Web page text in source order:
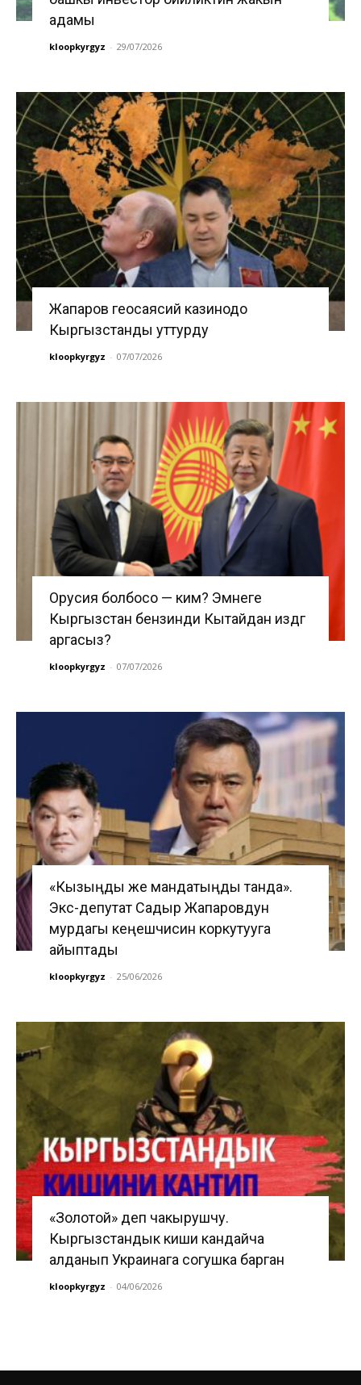
адамы
kloopkyrgyz - 29/07/2026
Жапаров геосаясий казинодо
Кыргызстанды уттурду
kloopkyrgyz - 07/07/2026
Орусия болбосо — ким? Эмнеге
Кыргызстан бензинди Кытайдан издөөгө
аргасыз?
kloopkyrgyz - 07/07/2026
«Кызыңды же мандатыңды танда».
Экс-депутат Садыр Жапаровдун
мурдагы кеңешчисин коркутууга
айыптады
kloopkyrgyz - 25/06/2026
«Золотой» деп чакырушчу.
Кыргызстандык киши кандайча
алданып Украинага согушка барган
kloopkyrgyz - 04/06/2026